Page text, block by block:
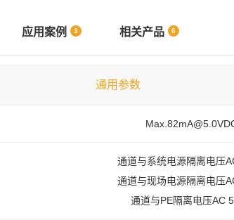
应用案例 3 相关产品 6
通用参数
通道与系统电源隔离电压
通道与现场电源隔离电压
通道与PE隔离电压AC